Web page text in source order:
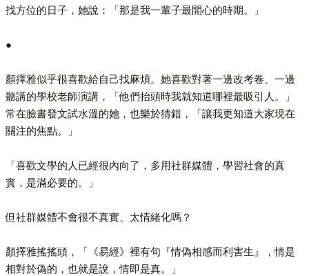
找方位的日子，她說：「那是我一輩子最開心的時期。」
●
顏擇雅似乎很喜歡給自己找麻煩。她喜歡對著一邊改考卷、一邊
聽講的學校老師演講，「他們抬頭時我就知道哪裡最吸引人。」
常在臉書發文試水溫的她，也樂於猜錯，「讓我更知道大家現在
關注的焦點。」
「喜歡文學的人已經很內向了，多用社群媒體，學習社會的真
實，是滿必要的。」
但社群媒體不會很不真實、太情緒化嗎？
顏擇雅搖搖頭，「《易經》裡有句『情偽相感而利害生』，情是
相對於偽的，也就是說，情即是真。」